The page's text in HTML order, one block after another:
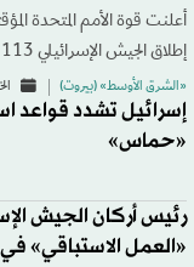
أعلنت قوة الأمم المتحدة
إطلاق الجيش الإسرائيلي 113 مقذوفاً الأربعاء على جنوب لبنان.
«الشرق الأوسط» (بيروت)
إسرائيل تشدد قواعد
«حماس»
رئيس أركان الجيش
«العمل الاستباقي»